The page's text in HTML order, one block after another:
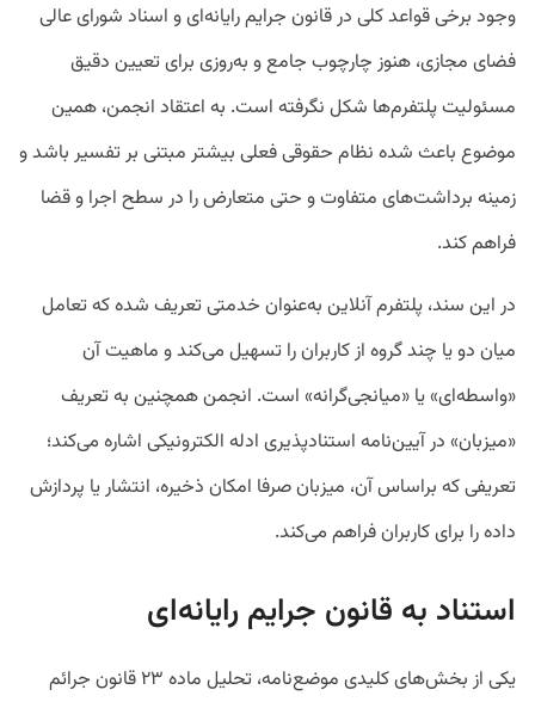
وجود برخی قواعد کلی در قانون جرایم رایانه‌ای و اسناد شورای عالی
فضای مجازی، هنوز چارچوب جامع و به‌روزی برای تعیین دقیق
مسئولیت پلتفرم‌ها شکل نگرفته است. به اعتقاد انجمن، همین
موضوع باعث شده نظام حقوقی فعلی بیشتر مبتنی بر تفسیر باشد و
زمینه برداشت‌های متفاوت و حتی متعارض را در سطح اجرا و قضا
فراهم کند.
در این سند، پلتفرم آنلاین به‌عنوان خدمتی تعریف شده که تعامل
میان دو یا چند گروه از کاربران را تسهیل می‌کند و ماهیت آن
«واسطه‌ای» یا «میانجی‌گرانه» است. انجمن همچنین به تعریف
«میزبان» در آیین‌نامه استنادپذیری ادله الکترونیکی اشاره می‌کند؛
تعریفی که براساس آن، میزبان صرفا امکان ذخیره، انتشار یا پردازش
داده را برای کاربران فراهم می‌کند.
استناد به قانون جرایم رایانه‌ای
یکی از بخش‌های کلیدی موضع‌نامه، تحلیل ماده ۲۳ قانون جرائم